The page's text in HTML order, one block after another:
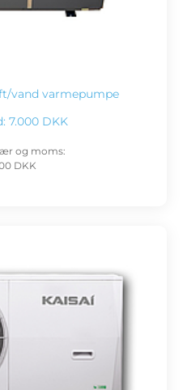
vand varmepumpe
7.000 DKK
og moms:
DKK